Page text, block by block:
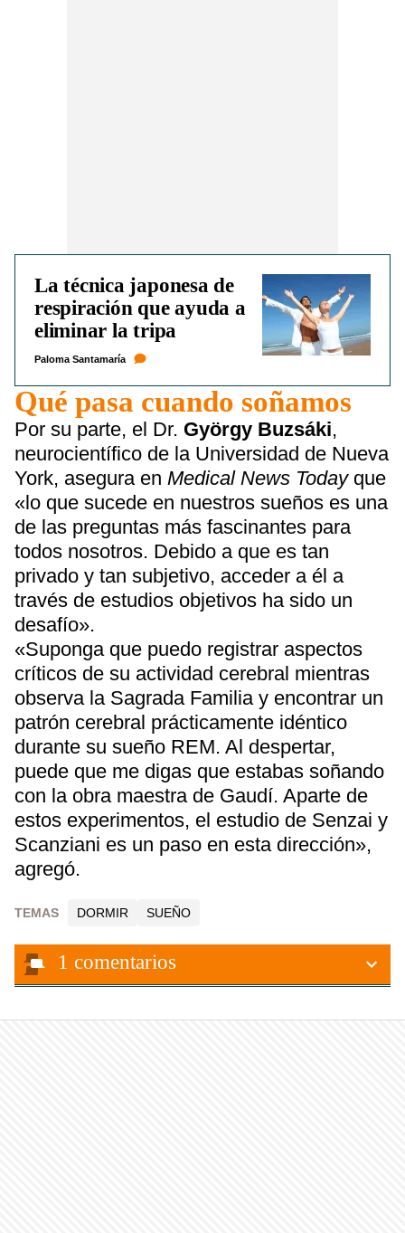
La técnica japonesa de
respiración que ayuda a
eliminar la tripa
Paloma Santamaría
Qué pasa cuando soñamos
Por su parte, el Dr. György Buzsáki,
neurocientífico de la Universidad de Nueva
York, asegura en Medical News Todayque
«lo que sucede en nuestros sueños es una
de las preguntas más fascinantes para
todos nosotros. Debido a que es tan
privado y tan subjetivo, acceder a él a
través de estudios objetivos ha sido un
desafío».
«Suponga que puedo registrar aspectos
críticos de su actividad cerebral mientras
observa la Sagrada Familia y encontrar un
patrón cerebral prácticamente idéntico
durante su sueño REM. Al despertar,
puede que me digas que estabas soñando
con la obra maestra de Gaudí. Aparte de
estos experimentos, el estudio de Senzai y
Scanziani es un paso en esta dirección»,
agregó.
TEMAS DORMIR SUEÑO
1 comentarios